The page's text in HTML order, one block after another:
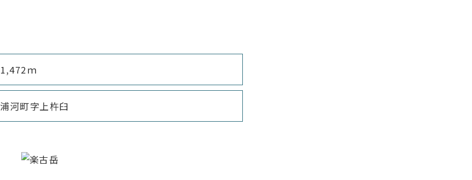
1,472ｍ
浦河町字上杵臼